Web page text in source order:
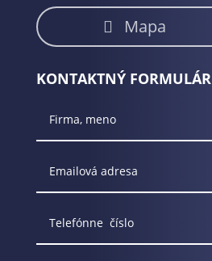
Mapa
KONTAKTNÝ FORMULÁR